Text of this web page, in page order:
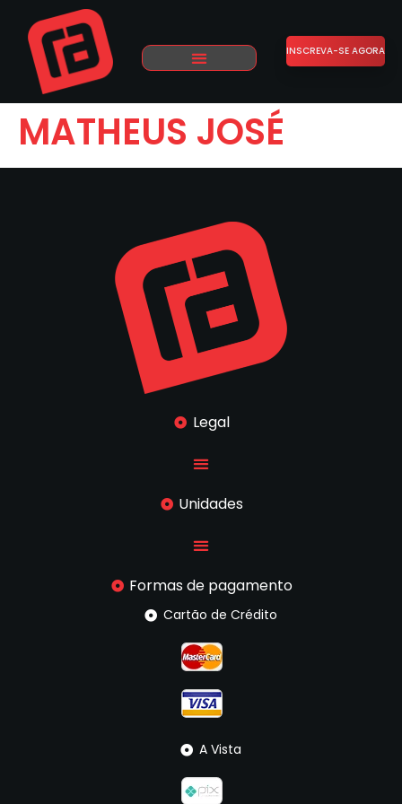
INSCREVA-SE AGORA
MATHEUS JOSÉ
Legal
Unidades
Formas de pagamento
Cartão de Crédito
A Vista